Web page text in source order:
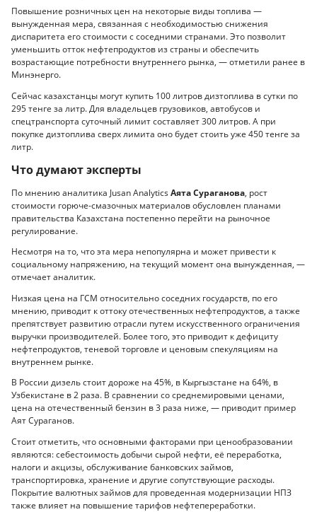
Повышение розничных цен на некоторые виды топлива —
вынужденная мера, связанная с необходимостью снижения
диспаритета его стоимости с соседними странами. Это позволит
уменьшить отток нефтепродуктов из страны и обеспечить
возрастающие потребности внутреннего рынка, — отметили ранее в
Минэнерго.
Сейчас казахстанцы могут купить 100 литров дизтоплива в сутки по
295 тенге за литр. Для владельцев грузовиков, автобусов и
спецтранспорта суточный лимит составляет 300 литров. А при
покупке дизтоплива сверх лимита оно будет стоить уже 450 тенге за
литр.
Что думают эксперты
По мнению аналитика Jusan AnalyticsАята Сураганова, рост
стоимости горюче-смазочных материалов обусловлен планами
правительства Казахстана постепенно перейти на рыночное
регулирование.
Несмотря на то, что эта мера непопулярна и может привести к
социальному напряжению, на текущий момент она вынужденная, —
отмечает аналитик.
Низкая цена на ГСМ относительно соседних государств, по его
мнению, приводит к оттоку отечественных нефтепродуктов, а также
препятствует развитию отрасли путем искусственного ограничения
выручки производителей. Более того, это приводит к дефициту
нефтепродуктов, теневой торговле и ценовым спекуляциям на
внутреннем рынке.
В России дизель стоит дороже на 45%, в Кыргызстане на 64%, в
Узбекистане в 2 раза. В сравнении со среднемировыми ценами,
цена на отечественный бензин в 3 раза ниже, — приводит пример
Аят Сураганов.
Стоит отметить, что основными факторами при ценообразовании
являются: себестоимость добычи сырой нефти, её переработка,
налоги и акцизы, обслуживание банковских займов,
транспортировка, хранение и другие сопутствующие расходы.
Покрытие валютных займов для проведенная модернизации НПЗ
также влияет на повышение тарифов нефтепереработки.